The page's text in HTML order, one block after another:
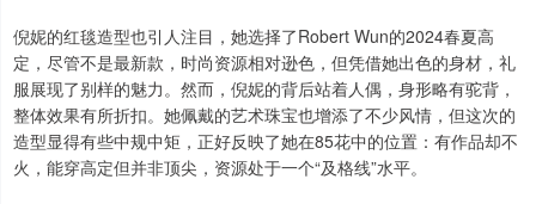
倪妮的红毯造型也引人注目，她选择了Robert Wun的2024春夏高
定，尽管不是最新款，时尚资源相对逊色，但凭借她出色的身材，礼
服展现了别样的魅力。然而，倪妮的背后站着人偶，身形略有驼背，
整体效果有所折扣。她佩戴的艺术珠宝也增添了不少风情，但这次的
造型显得有些中规中矩，正好反映了她在85花中的位置：有作品却不
火，能穿高定但并非顶尖，资源处于一个“及格线”水平。